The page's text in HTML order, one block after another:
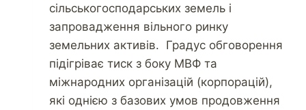
сільськогосподарських земель і
запровадження вільного ринку
земельних активів. Градус обговорення
підігріває тиск з боку МВФ та
міжнародних організацій (корпорацій),
які однією з базових умов продовження